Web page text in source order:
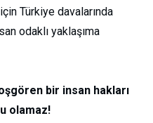
Türkiye davalarında
odaklı yaklaşıma
bir insan hakları
olamaz!